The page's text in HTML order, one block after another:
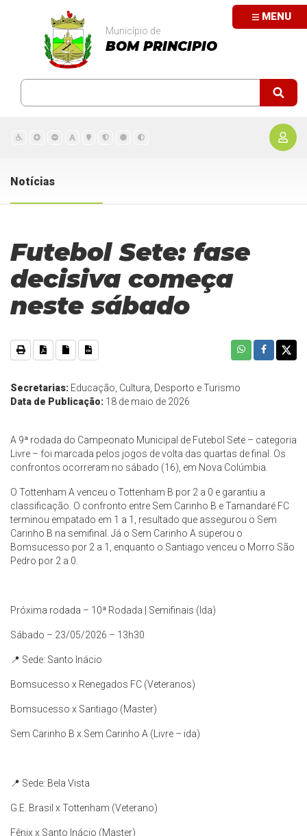
MENU
Município de
BOM PRINCIPIO
Notícias
Futebol Sete: fase
decisiva começa
neste sábado
Secretarias: Educação, Cultura, Desporto e Turismo
Data de Publicação: 18 de maio de 2026
A 9ª rodada do Campeonato Municipal de Futebol Sete – categoria
Livre – foi marcada pelos jogos de volta das quartas de final. Os
confrontos ocorreram no sábado (16), em Nova Colúmbia.
O Tottenham A venceu o Tottenham B por 2 a 0 e garantiu a
classificação. O confronto entre Sem Carinho B e Tamandaré FC
terminou empatado em 1 a 1, resultado que assegurou o Sem
Carinho B na semifinal. Já o Sem Carinho A superou o
Bomsucesso por 2 a 1, enquanto o Santiago venceu o Morro São
Pedro por 2 a 0.
Próxima rodada – 10ª Rodada | Semifinais (Ida)
Sábado – 23/05/2026 – 13h30
📍 Sede: Santo Inácio
Bomsucesso x Renegados FC (Veteranos)
Bomsucesso x Santiago (Master)
Sem Carinho B x Sem Carinho A (Livre – ida)
📍 Sede: Bela Vista
G.E. Brasil x Tottenham (Veterano)
Fênix x Santo Inácio (Master)